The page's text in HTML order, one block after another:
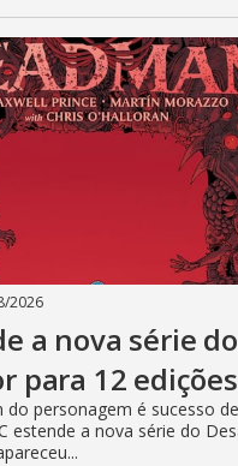
2026
a nova série do
para 12 edições
do personagem é sucesso
estende a nova série do